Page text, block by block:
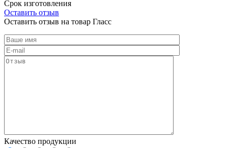
Срок изготовления
Оставить отзыв
Оставить отзыв на товар Гласс
Качество продукции